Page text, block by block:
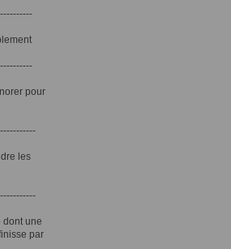
pour
les
dont une
par